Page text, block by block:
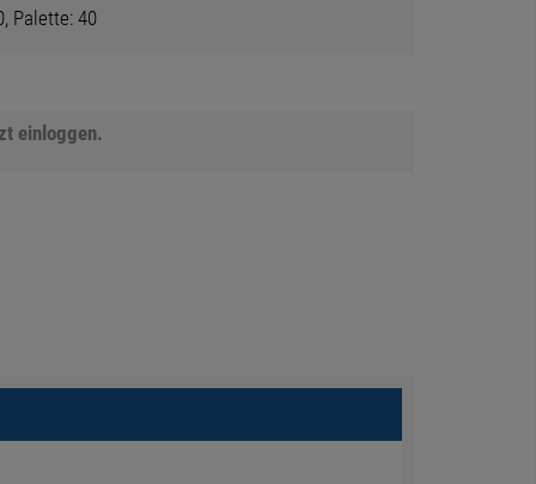
Palette: 40
einloggen.